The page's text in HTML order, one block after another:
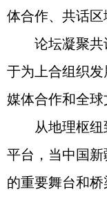
体合作、共话区
论坛凝聚
于为上合组织
媒体合作和全球
从地理枢
平台，当中国
的重要舞台和